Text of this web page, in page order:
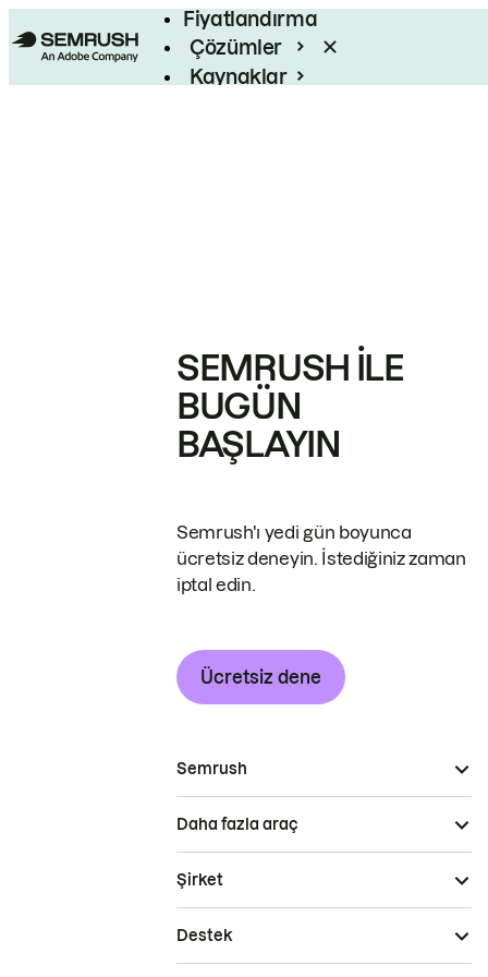
Fiyatlandırma
Çözümler
Kaynaklar
SEMRUSH ILE
BUGÜN
BAŞLAYIN
Semrush'ı yedi gün boyunca
ücretsiz deneyin. İstediğiniz zaman
iptal edin.
Ücretsiz dene
Semrush
Daha fazla araç
Şirket
Destek